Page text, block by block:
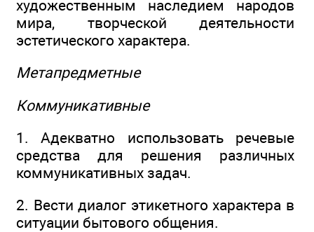
художественным наследием народов
мира, творческой деятельности
эстетического характера.
Метапредметные
Коммуникативные
1. Адекватно использовать речевые
средства для решения различных
коммуникативных задач.
2. Вести диалог этикетного характера в
ситуации бытового общения.